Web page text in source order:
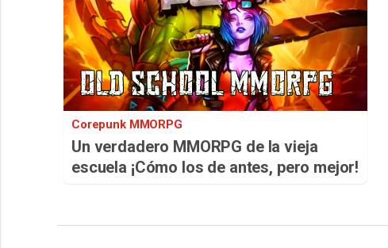
Corepunk MMORPG
Un verdadero MMORPG de la vieja
escuela ¡Cómo los de antes, pero mejor!